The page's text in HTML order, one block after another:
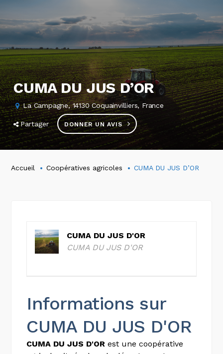
CUMA DU JUS D’OR
La Campagne, 14130 Coquainvilliers, France
Partager DONNER UN AVIS
Accueil Coopératives agricoles CUMA DU JUS D’OR
CUMA DU JUS D'OR
CUMA DU JUS D'OR
Informations sur
CUMA DU JUS D'OR
CUMA DU JUS D'OR est une coopérative